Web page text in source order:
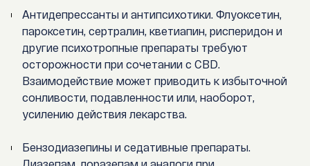
Антидепрессанты и антипсихотики. Флуоксетин,
пароксетин, сертралин, кветиапин, рисперидон и
другие психотропные препараты требуют
осторожности при сочетании с CBD.
Взаимодействие может приводить к избыточной
сонливости, подавленности или, наоборот,
усилению действия лекарства.
Бензодиазепины и седативные препараты.